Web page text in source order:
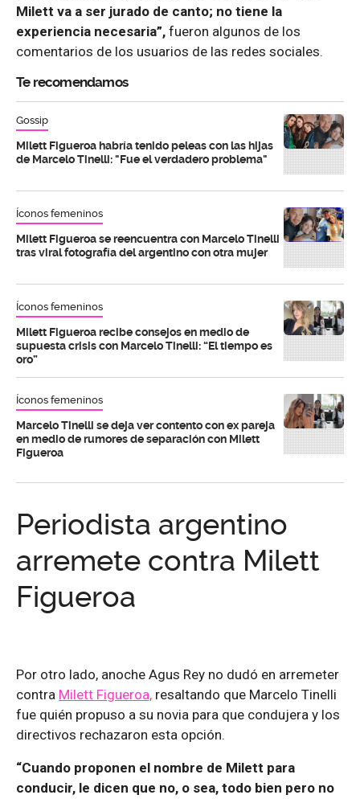
Milett va a ser jurado de canto; no tiene la
experiencia necesaria”, fueron algunos de los
comentarios de los usuarios de las redes sociales.
Te recomendamos
Gossip
Milett Figueroa habría tenido peleas con las hijas
de Marcelo Tinelli: "Fue el verdadero problema"
Íconos femeninos
Milett Figueroa se reencuentra con Marcelo Tinelli
tras viral fotografía del argentino con otra mujer
Íconos femeninos
Milett Figueroa recibe consejos en medio de
supuesta crisis con Marcelo Tinelli: “El tiempo es
oro”
Íconos femeninos
Marcelo Tinelli se deja ver contento con ex pareja
en medio de rumores de separación con Milett
Figueroa
Periodista argentino
arremete contra Milett
Figueroa
Por otro lado, anoche Agus Rey no dudó en arremeter
contra Milett Figueroa, resaltando que Marcelo Tinelli
fue quién propuso a su novia para que condujera y los
directivos rechazaron esta opción.
“Cuando proponen el nombre de Milett para
conducir, le dicen que no, o sea, todo bien pero no